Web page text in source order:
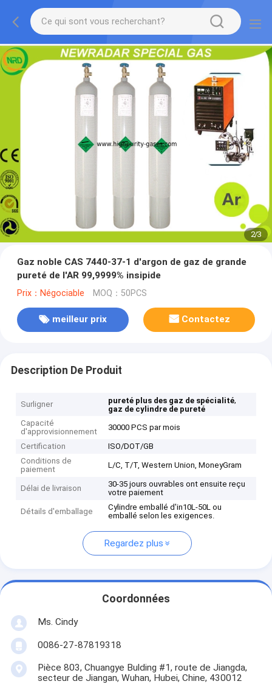
2/3
Gaz noble CAS 7440-37-1 d'argon de gaz de grande
pureté de l'AR 99,9999% insipide
Prix：Négociable MOQ：50PCS
meilleur prix Contactez
Description De Produit
Surligner pureté plus des gaz de spécialité,
gaz de cylindre de pureté
Capacité
d'approvisionnement
30000 PCS par mois
Certification
ISO/DOT/GB
Conditions de
paiement
L/C, T/T, Western Union, MoneyGram
Délai de livraison
30-35 jours ouvrables ont ensuite reçu
votre paiement
Détails d'emballage
Cylindre emballé d'in10L-50L ou
emballé selon les exigences.
Regardez plus
Coordonnées
Ms. Cindy
0086-27-87819318
Pièce 803, Chuangye Bulding #1, route de Jiangda,
secteur de Jiangan, Wuhan, Hubei, Chine, 430012